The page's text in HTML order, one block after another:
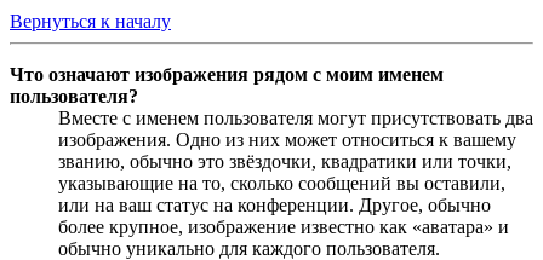
Вернуться к началу
Что означают изображения рядом с моим именем
пользователя?
Вместе с именем пользователя могут присутствовать два
изображения. Одно из них может относиться к вашему
званию, обычно это звёздочки, квадратики или точки,
указывающие на то, сколько сообщений вы оставили,
или на ваш статус на конференции. Другое, обычно
более крупное, изображение известно как «аватара» и
обычно уникально для каждого пользователя.